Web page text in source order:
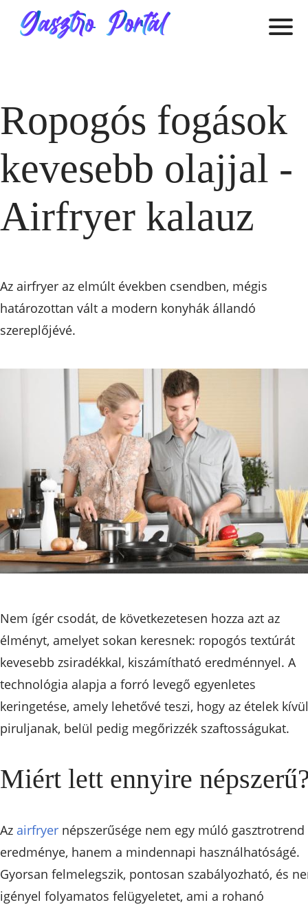
Ropogós fogások
kevesebb olajjal -
Airfryer kalauz
Az airfryer az elmúlt években csendben, mégis
határozottan vált a modern konyhák állandó
szereplőjévé.
Nem ígér csodát, de következetesen hozza azt az
élményt, amelyet sokan keresnek: ropogós textúrát
kevesebb zsiradékkal, kiszámítható eredménnyel. A
technológia alapja a forró levegő egyenletes
keringetése, amely lehetővé teszi, hogy az ételek kívül
piruljanak, belül pedig megőrizzék szaftosságukat.
Miért lett ennyire
Az airfryer népszerűsége nem egy múló gasztrotrend
eredménye, hanem a mindennapi használhatóságé.
Gyorsan felmelegszik, pontosan szabályozható, és
igényel folyamatos felügyeletet, ami a rohanó